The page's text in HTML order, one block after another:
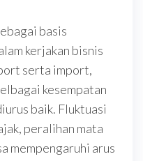
basis
kerjakan bisnis
serta import,
kesempatan
baik. Fluktuasi
peralihan mata
mempengaruhi arus